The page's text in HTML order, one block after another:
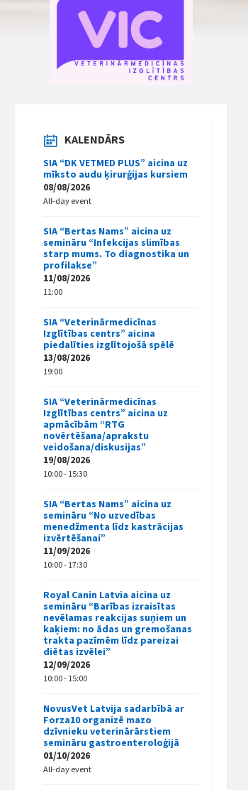
KALENDĀRS
SIA “DK VETMED PLUS” aicina uz
mīksto audu ķirurģijas kursiem
08/08/2026
All-day event
SIA “Bertas Nams” aicina uz
semināru “Infekcijas slimības
starp mums. To diagnostika un
profilakse”
11/08/2026
11:00
SIA “Veterinārmedicīnas
Izglītības centrs” aicina
piedalīties izglītojošā spēlē
13/08/2026
19:00
SIA “Veterinārmedicīnas
Izglītības centrs” aicina uz
apmācībām “RTG
novērtēšana/aprakstu
veidošana/diskusijas”
19/08/2026
10:00 - 15:30
SIA “Bertas Nams” aicina uz
semināru “No uzvedības
menedžmenta līdz kastrācijas
izvērtēšanai”
11/09/2026
10:00 - 17:30
Royal Canin Latvia aicina uz
semināru “Barības izraisītas
nevēlamas reakcijas suņiem un
kaķiem: no ādas un gremošanas
trakta pazīmēm līdz pareizai
diētas izvēlei”
12/09/2026
10:00 - 15:00
NovusVet Latvija sadarbībā ar
Forza10 organizē mazo
dzīvnieku veterinārārstiem
semināru gastroenteroloģijā
01/10/2026
All-day event